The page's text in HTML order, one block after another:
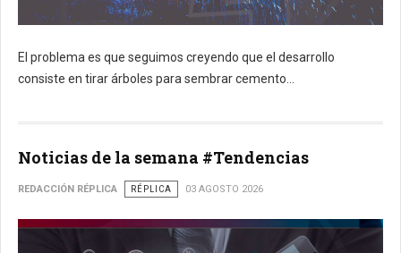
El problema es que seguimos creyendo que el desarrollo
consiste en tirar árboles para sembrar cemento...
Noticias de la semana #Tendencias
REDACCIÓN RÉPLICA RÉPLICA 03 AGOSTO 2026